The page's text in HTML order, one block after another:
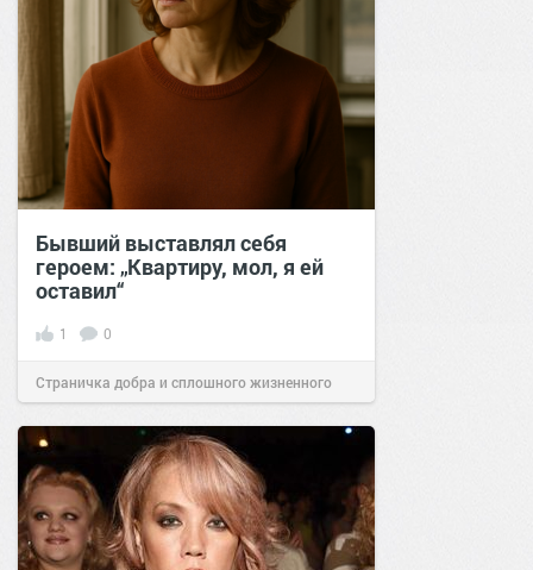
Бывший выставлял себя
героем: „Квартиру, мол, я ей
оставил“
1 0
Страничка добра и сплошного жизненного
позитива!01:4028 авг 2025